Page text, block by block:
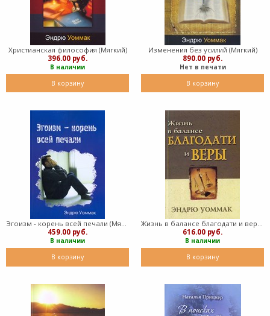
Христианская философия (Мягкий)
396.00 руб.
В наличии
В корзину
Изменения без усилий (Мягкий)
890.00 руб.
Нет в печати
В корзину
459.00 руб.
В наличии
В корзину
616.00 руб.
В наличии
В корзину